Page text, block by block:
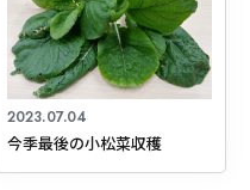
2023.07.04
今季最後の小松菜収穫